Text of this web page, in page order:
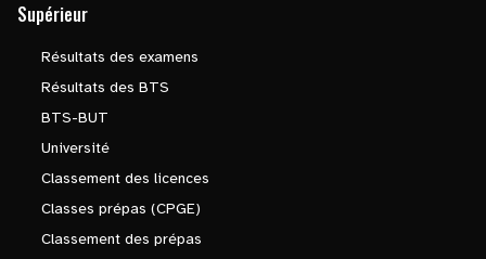
Supérieur
Résultats des examens
Résultats des BTS
BTS-BUT
Université
Classement des licences
Classes prépas (CPGE)
Classement des prépas